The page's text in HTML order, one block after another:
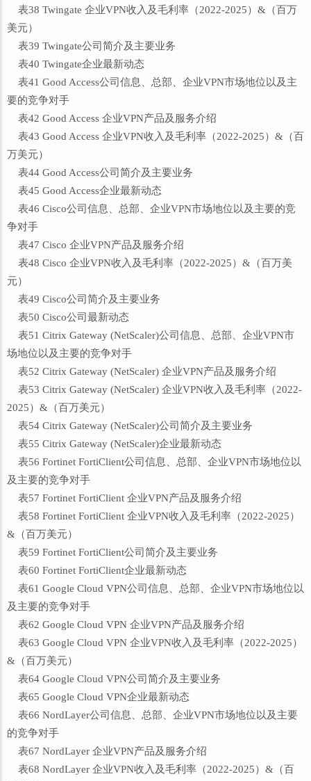
表38 Twingate 企业VPN收入及毛利率（2022-2025）&（百万
美元）
表39 Twingate公司简介及主要业务
表40 Twingate企业最新动态
表41 Good Access公司信息、总部、企业VPN市场地位以及主
要的竞争对手
表42 Good Access 企业VPN产品及服务介绍
表43 Good Access 企业VPN收入及毛利率（2022-2025）&（百
万美元）
表44 Good Access公司简介及主要业务
表45 Good Access企业最新动态
表46 Cisco公司信息、总部、企业VPN市场地位以及主要的竞
争对手
表47 Cisco 企业VPN产品及服务介绍
表48 Cisco 企业VPN收入及毛利率（2022-2025）&（百万美
元）
表49 Cisco公司简介及主要业务
表50 Cisco公司最新动态
表51 Citrix Gateway (NetScaler)公司信息、总部、企业VPN市
场地位以及主要的竞争对手
表52 Citrix Gateway (NetScaler) 企业VPN产品及服务介绍
表53 Citrix Gateway (NetScaler) 企业VPN收入及毛利率（2022-
2025）&（百万美元）
表54 Citrix Gateway (NetScaler)公司简介及主要业务
表55 Citrix Gateway (NetScaler)企业最新动态
表56 Fortinet FortiClient公司信息、总部、企业VPN市场地位以
及主要的竞争对手
表57 Fortinet FortiClient 企业VPN产品及服务介绍
表58 Fortinet FortiClient 企业VPN收入及毛利率（2022-2025）
&（百万美元）
表59 Fortinet FortiClient公司简介及主要业务
表60 Fortinet FortiClient企业最新动态
表61 Google Cloud VPN公司信息、总部、企业VPN市场地位以
及主要的竞争对手
表62 Google Cloud VPN 企业VPN产品及服务介绍
表63 Google Cloud VPN 企业VPN收入及毛利率（2022-2025）
&（百万美元）
表64 Google Cloud VPN公司简介及主要业务
表65 Google Cloud VPN企业最新动态
表66 NordLayer公司信息、总部、企业VPN市场地位以及主要
的竞争对手
表67 NordLayer 企业VPN产品及服务介绍
表68 NordLayer 企业VPN收入及毛利率（2022-2025）&（百